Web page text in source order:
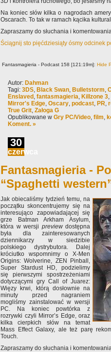
Na koniec słów kilka o nagrodach
Oscarach. To tak w ramach kącika
Zapraszamy do słuchania i
Ściągnij sto pięćdziesiąty ósmy odcinek
Fantasmagieria - Podcast 158 [121:19m]: Hide
Autor: Dahman
Tagi: 3DS, Black Swan, Bulletstorm,
Enslaved , fantasmagieria, Killzone 3,
Mirror's Edge, Oscary, podcast, PR,
True Grit, Załoga G
Opublikowane w Gry PC/Video, film,
Koment. »
30
czerwca
Fantasmagieria -
“Spaghetti
Jak obiecaliśmy tydzień temu, na
początku skoncentrujemy się na
interesująco zapowiadającej się
grze Batman Arkham Asylum,
która w wersji previewdostępna
była dla zainteresowanych
dziennikarzy w siedzibie
polskiego dystrybutora. Dalej
króciutko wspomnimy o X-Men
Origins: Wolverine, ZEN Pinball,
Super Stardust HD, podzielimy
się pierwszymi spostrzeżeniami
dotyczącymi gry Call of Juarez:
Więzy krwi, którą dosłownie na
minuty przed nagraniem
mogliśmy zainstalować w wersji
PC. Na koniec powtórka z
rozrywki czyli Mirror’s Edge, oraz
kilka cierpkich słów na temat
Mass Effect Galaxy, ale też parę
Touch.
Zapraszamy do słuchania i